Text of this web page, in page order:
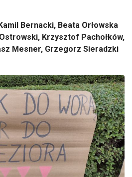
Bernacki, Beata Orłowska
Krzysztof Pachołków,
Mesner, Grzegorz Sieradzki